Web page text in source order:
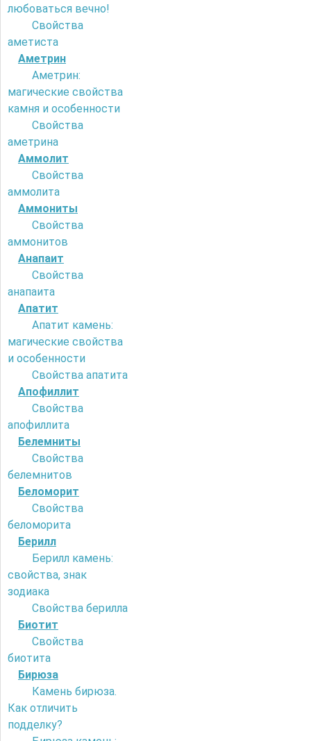
любоваться вечно!
Свойства
аметиста
Аметрин
Аметрин:
магические свойства
камня и особенности
Свойства
аметрина
Аммолит
Свойства
аммолита
Аммониты
Свойства
аммонитов
Анапаит
Свойства
анапаита
Апатит
Апатит камень:
магические свойства
и особенности
Свойства апатита
Апофиллит
Свойства
апофиллита
Белемниты
Свойства
белемнитов
Беломорит
Свойства
беломорита
Берилл
Берилл камень:
свойства, знак
зодиака
Свойства берилла
Биотит
Свойства
биотита
Бирюза
Камень бирюза.
Как отличить
подделку?